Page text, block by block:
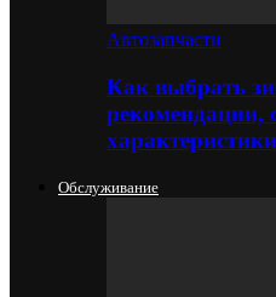
Автозапчасти
Как выбрать
рекомендации,
характеристики
Обслуживание